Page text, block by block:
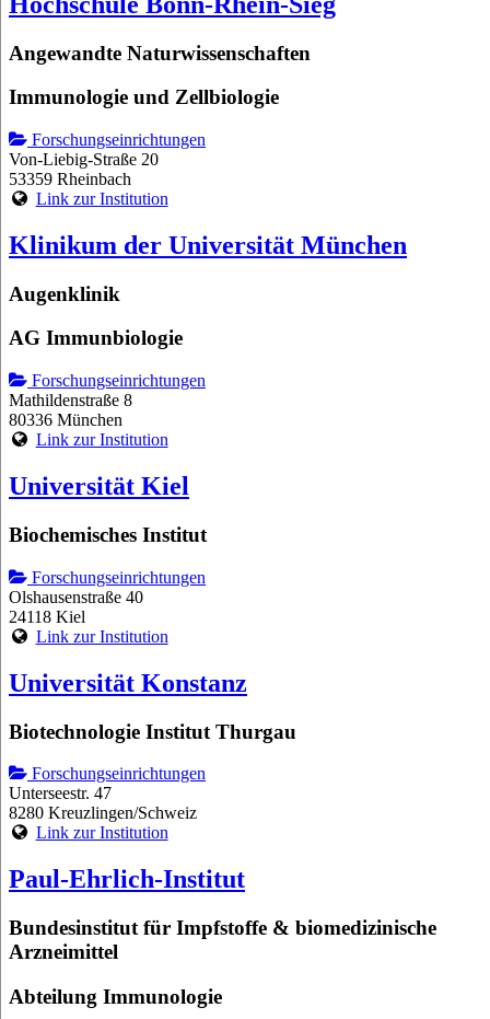
Angewandte Naturwissenschaften
Immunologie und Zellbiologie
Forschungseinrichtungen
Von-Liebig-Straße 20
53359 Rheinbach
Link zur Institution
Klinikum der Universität München
Augenklinik
AG Immunbiologie
Forschungseinrichtungen
Mathildenstraße 8
80336 München
Link zur Institution
Universität Kiel
Biochemisches Institut
Forschungseinrichtungen
Olshausenstraße 40
24118 Kiel
Link zur Institution
Universität Konstanz
Biotechnologie Institut Thurgau
Forschungseinrichtungen
Unterseestr. 47
8280 Kreuzlingen/Schweiz
Link zur Institution
Paul-Ehrlich-Institut
Bundesinstitut für Impfstoffe & biomedizinische
Arzneimittel
Abteilung Immunologie